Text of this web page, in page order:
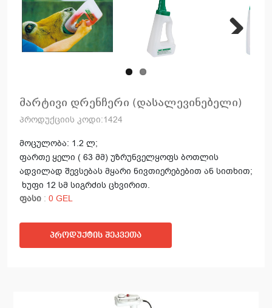
მარტივი დრენჩერი (დასალევინებელი)
პროდუქციის კოდი:1424
მოცულობა: 1.2 ლ;
ფართე ყელი ( 63 მმ) უზრუნველყოფს ბოთლის
ადვილად შევსებას მყარი ნივთიერებებით ან სითხით;
ხუფი 12 სმ სიგრძის ცხვირით.
ფასი : 0 GEL
პროდუქტის შეკვეთა